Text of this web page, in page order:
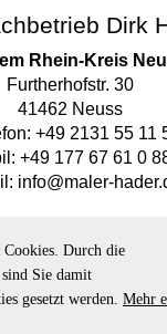
Dirk
Rhein-Kreis
Furtherhofstr. 30
41462 Neuss
+49 2131 55 11
+49 177 67 61 0
info@maler-
Cookies. Durch die
Sie damit
gesetzt werden. Mehr